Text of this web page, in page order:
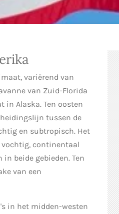
variërend van
van Zuid-Florida
in Alaska. Ten oosten
tussen de
en subtropisch. Het
vochtig, continentaal
beide gebieden. Ten
van een
in het midden-westen